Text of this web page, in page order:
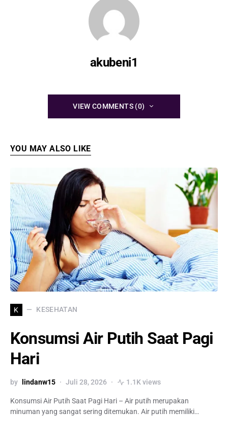
akubeni1
VIEW COMMENTS (0)
YOU MAY ALSO LIKE
K KESEHATAN
Konsumsi Air Putih Saat Pagi
Hari
by lindanw15 Juli 28, 2026 1.1K views
Konsumsi Air Putih Saat Pagi Hari – Air putih merupakan
minuman yang sangat sering ditemukan. Air putih memiliki…